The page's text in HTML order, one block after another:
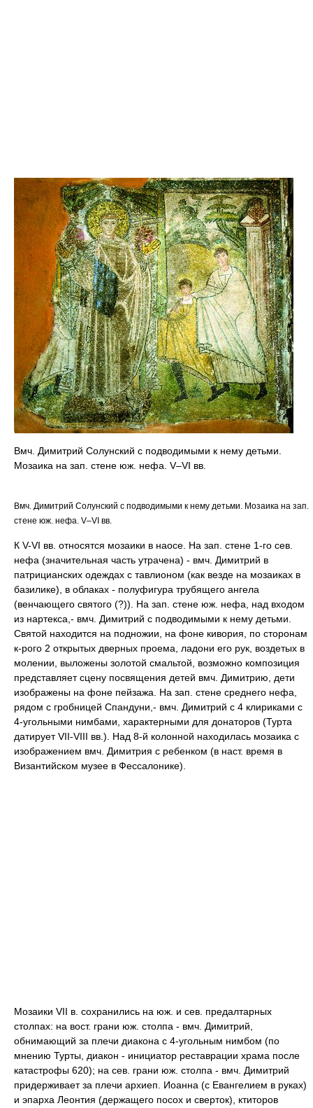
Вмч. Димитрий Солунский с подводимыми к нему детьми.
Мозаика на зап. стене юж. нефа. V–VI вв.
Вмч. Димитрий Солунский с подводимыми к нему детьми. Мозаика на зап.
стене юж. нефа. V–VI вв.
К V-VI вв. относятся мозаики в наосе. На зап. стене 1-го сев.
нефа (значительная часть утрачена) - вмч. Димитрий в
патрицианских одеждах с тавлионом (как везде на мозаиках в
базилике), в облаках - полуфигура трубящего ангела
(венчающего святого (?)). На зап. стене юж. нефа, над входом
из нартекса,- вмч. Димитрий с подводимыми к нему детьми.
Святой находится на подножии, на фоне кивория, по сторонам
к-рого 2 открытых дверных проема, ладони его рук, воздетых в
молении, выложены золотой смальтой, возможно композиция
представляет сцену посвящения детей вмч. Димитрию, дети
изображены на фоне пейзажа. На зап. стене среднего нефа,
рядом с гробницей Спандуни,- вмч. Димитрий с 4 клириками с
4-угольными нимбами, характерными для донаторов (Турта
датирует VII-VIII вв.). Над 8-й колонной находилась мозаика с
изображением вмч. Димитрия с ребенком (в наст. время в
Византийском музее в Фессалонике).
Мозаики VII в. сохранились на юж. и сев. предалтарных
столпах: на вост. грани юж. столпа - вмч. Димитрий,
обнимающий за плечи диакона с 4-угольным нимбом (по
мнению Турты, диакон - инициатор реставрации храма после
катастрофы 620); на сев. грани юж. столпа - вмч. Димитрий
придерживает за плечи архиеп. Иоанна (с Евангелием в руках)
и эпарха Леонтия (держащего посох и сверток), ктиторов